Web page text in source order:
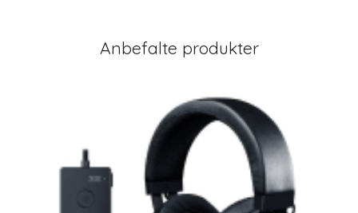
Anbefalte produkter